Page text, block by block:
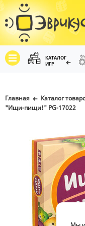
КАТАЛОГ
ИГР
Главная Каталог
"Ищи-пищи!" PG-17022